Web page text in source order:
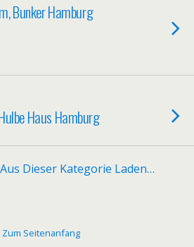
Bunker Hamburg
Haus Hamburg
Dieser Kategorie Laden…
Zum Seitenanfang